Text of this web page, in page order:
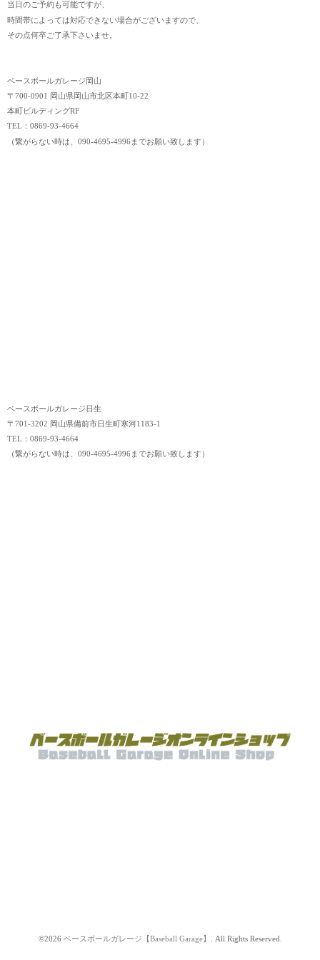
当日のご予約も可能ですが、
時間帯によっては対応できない場合がございますので、
その点何卒ご了承下さいませ。
ベースボールガレージ岡山
〒700-0901 岡山県岡山市北区本町10-22
本町ビルディングRF
TEL：0869-93-4664
（繋がらない時は、090-4695-4996までお願い致します）
ベースボールガレージ日生
〒701-3202 岡山県備前市日生町寒河1183-1
TEL：0869-93-4664
（繋がらない時は、090-4695-4996までお願い致します）
©2026 ベースボールガレージ【Baseball Garage】 . All Rights Reserved.